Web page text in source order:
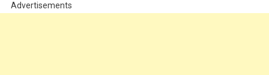
Advertisements